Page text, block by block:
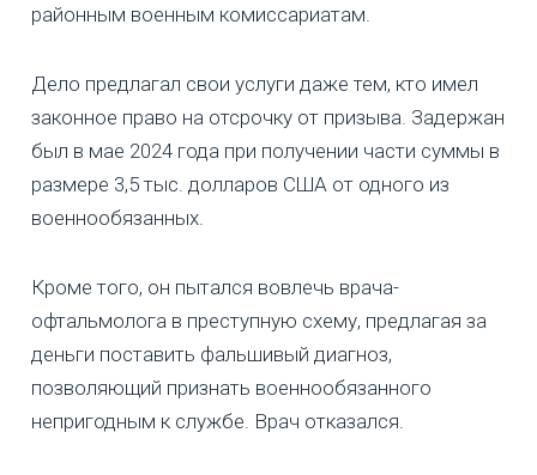
районным военным комиссариатам.
Дело предлагал свои услуги даже тем, кто имел
законное право на отсрочку от призыва. Задержан
был в мае 2024 года при получении части суммы в
размере 3,5 тыс. долларов США от одного из
военнообязанных.
Кроме того, он пытался вовлечь врача-
офтальмолога в преступную схему, предлагая за
деньги поставить фальшивый диагноз,
позволяющий признать военнообязанного
непригодным к службе. Врач отказался.